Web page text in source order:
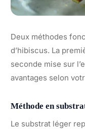
Deux méthodes
d’hibiscus. La
seconde mise sur
avantages selon
Méthode en
Le substrat léger